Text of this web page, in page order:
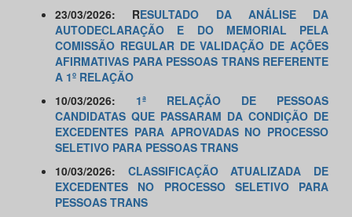
23/03/2026: RESULTADO DA ANÁLISE DA
AUTODECLARAÇÃO E DO MEMORIAL PELA
COMISSÃO REGULAR DE VALIDAÇÃO DE AÇÕES
AFIRMATIVAS PARA PESSOAS TRANS REFERENTE
A 1º RELAÇÃO
10/03/2026: 1ª RELAÇÃO DE PESSOAS
CANDIDATAS QUE PASSARAM DA CONDIÇÃO DE
EXCEDENTES PARA APROVADAS NO PROCESSO
SELETIVO PARA PESSOAS TRANS
10/03/2026: CLASSIFICAÇÃO ATUALIZADA DE
EXCEDENTES NO PROCESSO SELETIVO PARA
PESSOAS TRANS